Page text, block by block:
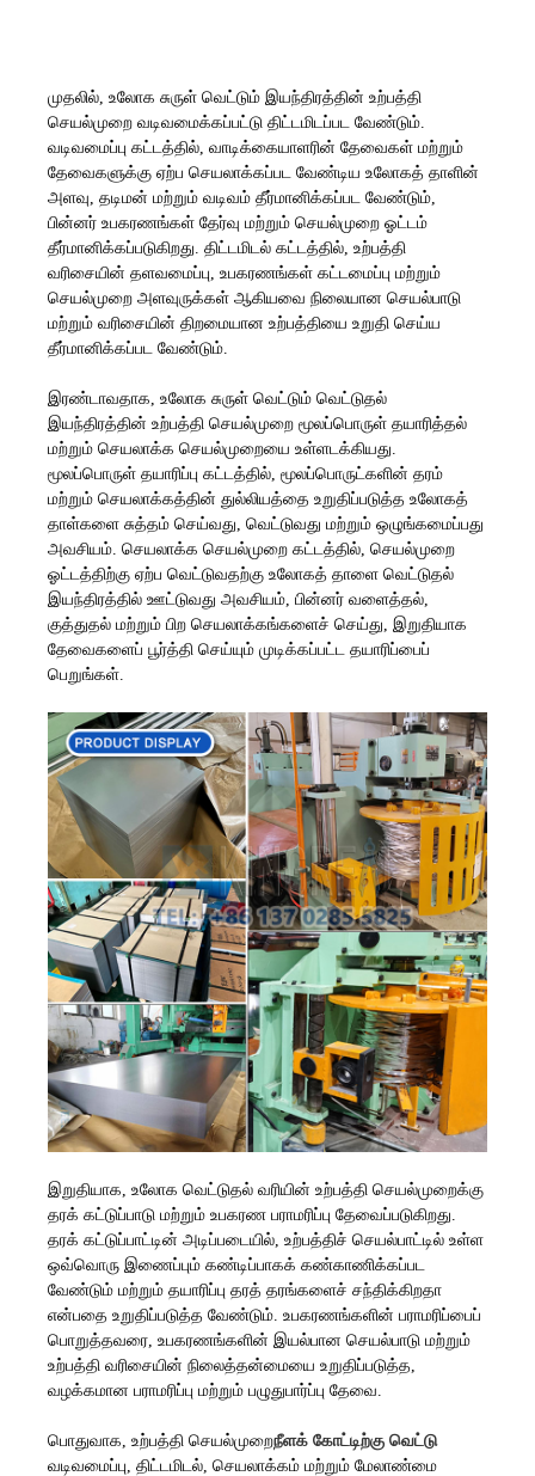
முதலில், உலோக சுருள் வெட்டும் இயந்திரத்தின் உற்பத்தி
செயல்முறை வடிவமைக்கப்பட்டு திட்டமிடப்பட வேண்டும்.
வடிவமைப்பு கட்டத்தில், வாடிக்கையாளரின் தேவைகள் மற்றும்
தேவைகளுக்கு ஏற்ப செயலாக்கப்பட வேண்டிய உலோகத் தாளின்
அளவு, தடிமன் மற்றும் வடிவம் தீர்மானிக்கப்பட வேண்டும்,
பின்னர் உபகரணங்கள் தேர்வு மற்றும் செயல்முறை ஓட்டம்
தீர்மானிக்கப்படுகிறது. திட்டமிடல் கட்டத்தில், உற்பத்தி
வரிசையின் தளவமைப்பு, உபகரணங்கள் கட்டமைப்பு மற்றும்
செயல்முறை அளவுருக்கள் ஆகியவை நிலையான செயல்பாடு
மற்றும் வரிசையின் திறமையான உற்பத்தியை உறுதி செய்ய
தீர்மானிக்கப்பட வேண்டும்.
இரண்டாவதாக, உலோக சுருள் வெட்டும் வெட்டுதல்
இயந்திரத்தின் உற்பத்தி செயல்முறை மூலப்பொருள் தயாரித்தல்
மற்றும் செயலாக்க செயல்முறையை உள்ளடக்கியது.
மூலப்பொருள் தயாரிப்பு கட்டத்தில், மூலப்பொருட்களின் தரம்
மற்றும் செயலாக்கத்தின் துல்லியத்தை உறுதிப்படுத்த உலோகத்
தாள்களை சுத்தம் செய்வது, வெட்டுவது மற்றும் ஒழுங்கமைப்பது
அவசியம். செயலாக்க செயல்முறை கட்டத்தில், செயல்முறை
ஓட்டத்திற்கு ஏற்ப வெட்டுவதற்கு உலோகத் தாளை வெட்டுதல்
இயந்திரத்தில் ஊட்டுவது அவசியம், பின்னர் வளைத்தல்,
குத்துதல் மற்றும் பிற செயலாக்கங்களைச் செய்து, இறுதியாக
தேவைகளைப் பூர்த்தி செய்யும் முடிக்கப்பட்ட தயாரிப்பைப்
பெறுங்கள்.
இறுதியாக, உலோக வெட்டுதல் வரியின் உற்பத்தி செயல்முறைக்கு
தரக் கட்டுப்பாடு மற்றும் உபகரண பராமரிப்பு தேவைப்படுகிறது.
தரக் கட்டுப்பாட்டின் அடிப்படையில், உற்பத்திச் செயல்பாட்டில் உள்ள
ஒவ்வொரு இணைப்பும் கண்டிப்பாகக் கண்காணிக்கப்பட
வேண்டும் மற்றும் தயாரிப்பு தரத் தரங்களைச் சந்திக்கிறதா
என்பதை உறுதிப்படுத்த வேண்டும். உபகரணங்களின் பராமரிப்பைப்
பொறுத்தவரை, உபகரணங்களின் இயல்பான செயல்பாடு மற்றும்
உற்பத்தி வரிசையின் நிலைத்தன்மையை உறுதிப்படுத்த,
வழக்கமான பராமரிப்பு மற்றும் பழுதுபார்ப்பு தேவை.
பொதுவாக, உற்பத்தி செயல்முறைநீளக் கோட்டிற்கு வெட்டு
வடிவமைப்பு, திட்டமிடல், செயலாக்கம் மற்றும் மேலாண்மை